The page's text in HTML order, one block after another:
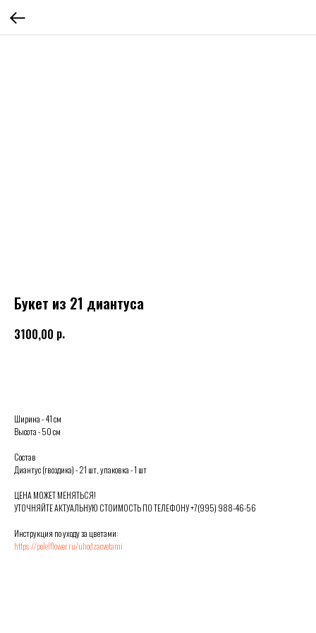
Букет из 21 диантуса
3100,00 р.
Ширина - 41 см
Высота - 50 см
Состав
Диантус (гвоздика) - 21 шт, упаковка - 1 шт
ЦЕНА МОЖЕТ МЕНЯТЬСЯ!
УТОЧНЯЙТЕ АКТУАЛЬНУЮ СТОИМОСТЬ ПО ТЕЛЕФОНУ +7(995) 988-46-56
Инструкция по уходу за цветами:
https://polelflower.ru/uhodzacvetami